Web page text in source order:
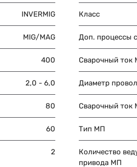
INVERMIG Класс
MIG/MAG Доп. процессы
400 Сварочный ток
2,0 - 6,0 Диаметр
80 Сварочный ток
60 Тип МП
2
Количество
привода МП